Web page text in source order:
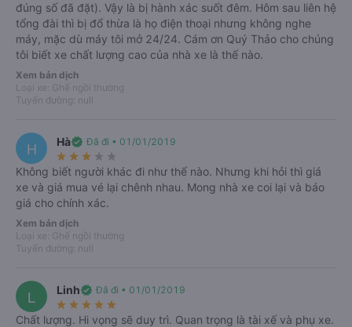
Nơi xuất phát
import_export
Bạn muốn đi đâu?
Ngày đi
Tìm kiếm
đúng số đã đặt). Vậy là bị hành xác suốt đêm. Hôm sau liên hệ
tổng đài thì bị đổ thừa là họ điện thoại nhưng không nghe
máy, mặc dù máy tôi mở 24/24. Cám ơn Quý Thảo cho chúng
tôi biết xe chất lượng cao của nhà xe là thế nào.
Xem bản dịch
Loại xe: Ghế ngồi thường
Tuyến đường: null
H Hàverified Đã đi • 01/01/2019
star_rate star_rate star_rate star_rate star_rate
Không biết người khác đi như thế nào. Nhưng khi hỏi thì giá
xe và giá mua vé lại chênh nhau. Mong nhà xe coi lại và báo
giá cho chính xác.
Xem bản dịch
Loại xe: Ghế ngồi thường
Tuyến đường: null
L Linhverified Đã đi • 01/01/2019
star_rate star_rate star_rate star_rate star_rate
Chất lượng. Hi vọng sẽ duy trì. Quan trọng là tài xế và phụ xe.